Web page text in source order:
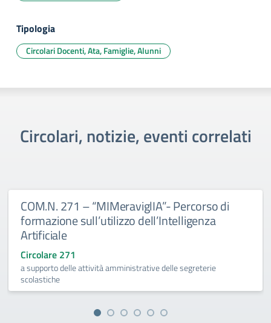
Tipologia
Circolari Docenti, Ata, Famiglie, Alunni
Circolari, notizie, eventi correlati
COM.N. 271 – “MIMeraviglIA”- Percorso di
formazione sull’utilizzo dell’Intelligenza
Artificiale
Circolare 271
a supporto delle attività amministrative delle segreterie
scolastiche